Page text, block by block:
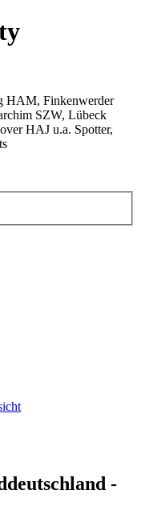
HAM, Finkenwerder
SZW, Lübeck
HAJ u.a. Spotter,
-